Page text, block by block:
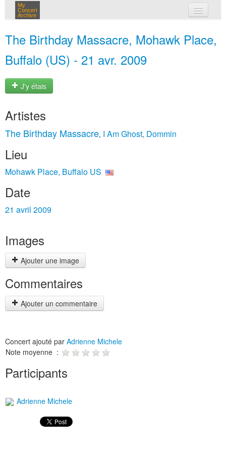
My
Concert
Archive
The Birthday Massacre, Mohawk Place,
Buffalo (US) - 21 avr. 2009
J'y étais
Artistes
The Birthday Massacre, I Am Ghost, Dommin
Lieu
Mohawk Place, Buffalo US
Date
21 avril 2009
Images
Ajouter une image
Commentaires
Ajouter un commentaire
Concert ajouté par Adrienne Michele
Note moyenne :
Participants
Adrienne Michele